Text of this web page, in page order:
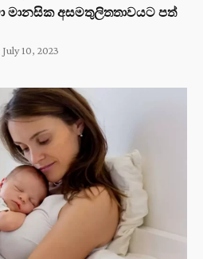
මානසික අසමතුලිතතාවයට පත්
July 10, 2023